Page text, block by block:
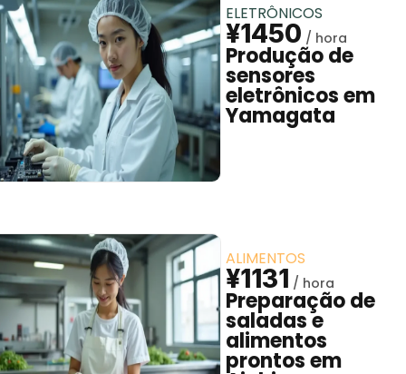
ELETRÔNICOS
¥1450
Produção de
sensores
eletrônicos em
Yamagata
ALIMENTOS
¥1131
Preparação de
saladas e
alimentos
prontos em